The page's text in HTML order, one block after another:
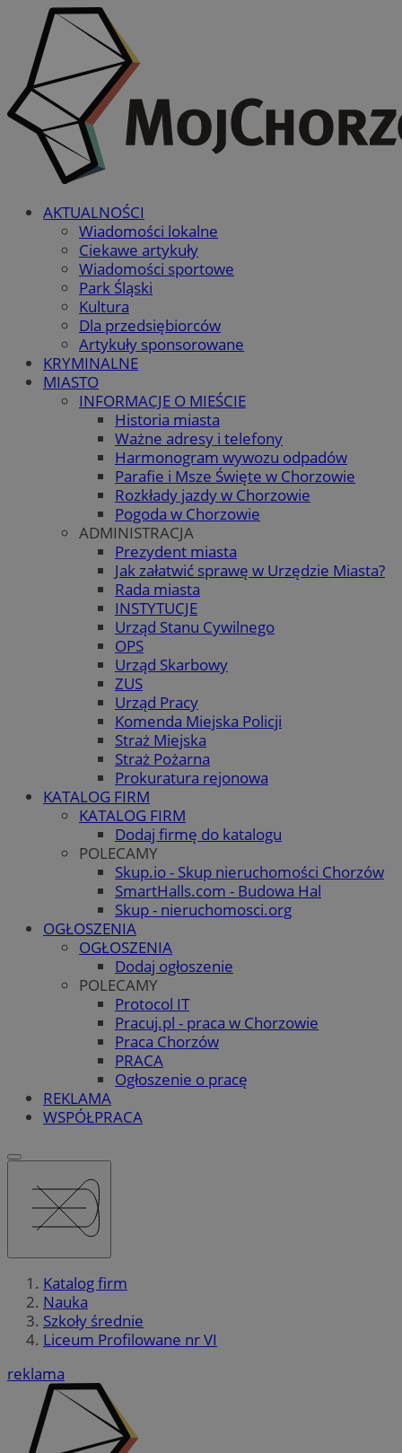
AKTUALNOŚCI
Wiadomości lokalne
Ciekawe artykuły
Wiadomości sportowe
Park Śląski
Kultura
Dla przedsiębiorców
Artykuły sponsorowane
KRYMINALNE
MIASTO
INFORMACJE O MIEŚCIE
Historia miasta
Ważne adresy i telefony
Harmonogram wywozu odpadów
Parafie i Msze Święte w Chorzowie
Rozkłady jazdy w Chorzowie
Pogoda w Chorzowie
ADMINISTRACJA
Prezydent miasta
Jak załatwić sprawę w Urzędzie Miasta?
Rada miasta
INSTYTUCJE
Urząd Stanu Cywilnego
OPS
Urząd Skarbowy
ZUS
Urząd Pracy
Komenda Miejska Policji
Straż Miejska
Straż Pożarna
Prokuratura rejonowa
KATALOG FIRM
KATALOG FIRM
Dodaj firmę do katalogu
POLECAMY
Skup.io - Skup nieruchomości Chorzów
SmartHalls.com - Budowa Hal
Skup - nieruchomosci.org
OGŁOSZENIA
OGŁOSZENIA
Dodaj ogłoszenie
POLECAMY
Protocol IT
Pracuj.pl - praca w Chorzowie
Praca Chorzów
PRACA
Ogłoszenie o pracę
REKLAMA
WSPÓŁPRACA
Katalog firm
Nauka
Szkoły średnie
Liceum Profilowane nr VI
reklama